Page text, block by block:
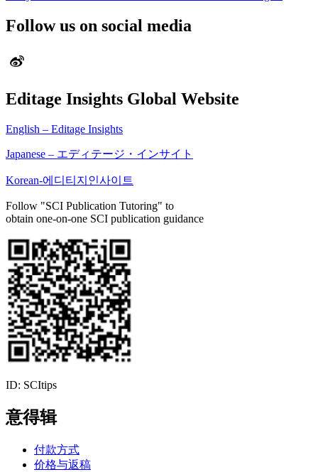
Follow us on social media
Editage Insights Global Website
English – Editage Insights
Japanese – エディテージ・インサイト
Korean-에디티지인사이트
Follow "SCI Publication Tutoring" to
obtain one-on-one SCI publication guidance
ID: SCItips
意得辑
付款方式
价格与返稿